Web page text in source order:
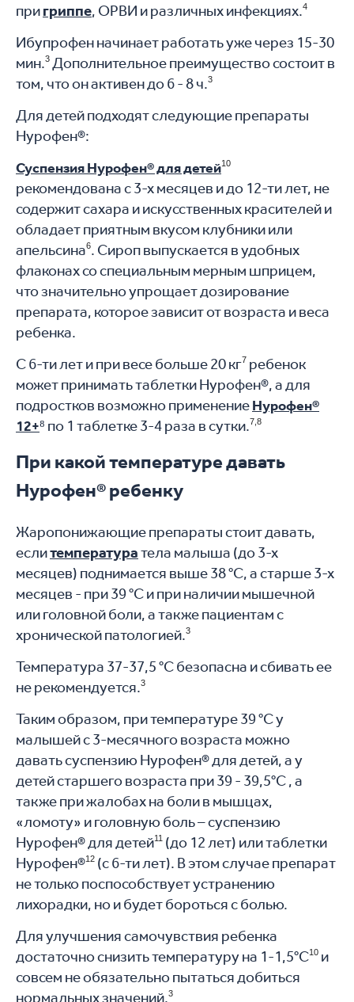
пригриппе, ОРВИ и различных инфекциях.4
Ибупрофен начинает работать уже через 15-30
мин.3 Дополнительное преимущество состоит в
том, что он активен до 6 - 8 ч.3
Для детей подходят следующие препараты
Нурофен®:​
Суспензия Нурофен® для детей10
рекомендована с 3-х месяцев и до 12-ти лет, не
содержит сахара и искусственных красителей и
обладает приятным вкусом клубники или
апельсина6. Сироп выпускается в удобных
флаконах со специальным мерным шприцем,
что значительно упрощает дозирование
препарата, которое зависит от возраста и веса
ребенка.
С 6-ти лет и при весе больше 20 кг7 ребенок
может принимать таблетки Нурофен®, а для
подростков возможно применениеНурофен®
12+⁸ по 1 таблетке 3-4 раза в сутки.7,8
При какой температуре давать
Нурофен® ребенку
Жаропонижающие препараты стоит давать,
еслитемпературатела малыша (до 3-х
месяцев) поднимается выше 38 °С, а старше 3-х
месяцев - при 39 °С и при наличии мышечной
или головной боли, а также пациентам с
хронической патологией.3
Температура 37-37,5 °С безопасна и сбивать ее
не рекомендуется.3
Таким образом, при температуре 39 °С у
малышей с 3-месячного возраста можно
давать суспензию Нурофен® для детей, а у
детей старшего возраста при 39 - 39,5°С , а
также при жалобах на боли в мышцах,
«ломоту» и головную боль – суспензию
Нурофен® для детей11 (до 12 лет) или таблетки
Нурофен®12 (с 6-ти лет). В этом случае препарат
не только поспособствует устранению​
лихорадки, но и будет бороться с болью​.
Для улучшения самочувствия ребенка
достаточно снизить температуру на 1-1,5°С10 и
совсем не обязательно пытаться добиться
нормальных значений.3